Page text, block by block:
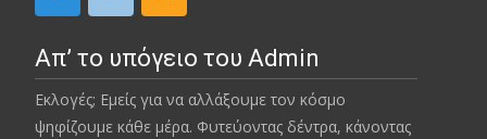
Απ’ το υπόγειο του Admin
Εκλογές; Εμείς για να αλλάξουμε τον κόσμο
ψηφίζουμε κάθε μέρα. Φυτεύοντας δέντρα, κάνοντας